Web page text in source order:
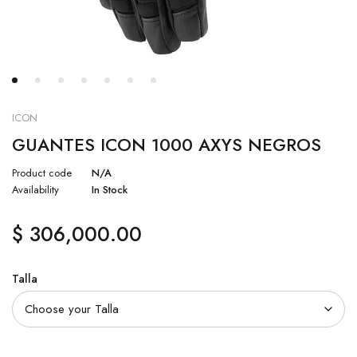
ICON
GUANTES ICON 1000 AXYS NEGROS
Product code
N/A
Availability
In Stock
$ 306,000.00
Talla